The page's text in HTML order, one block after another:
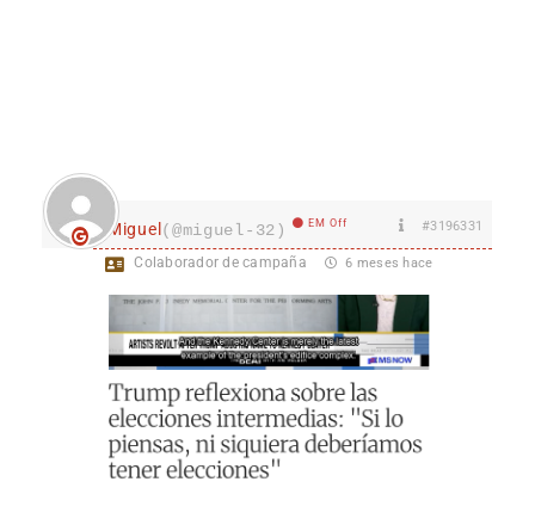
Miguel(@miguel-32) EM Off #3196331
Colaborador de campaña 6 meses hace